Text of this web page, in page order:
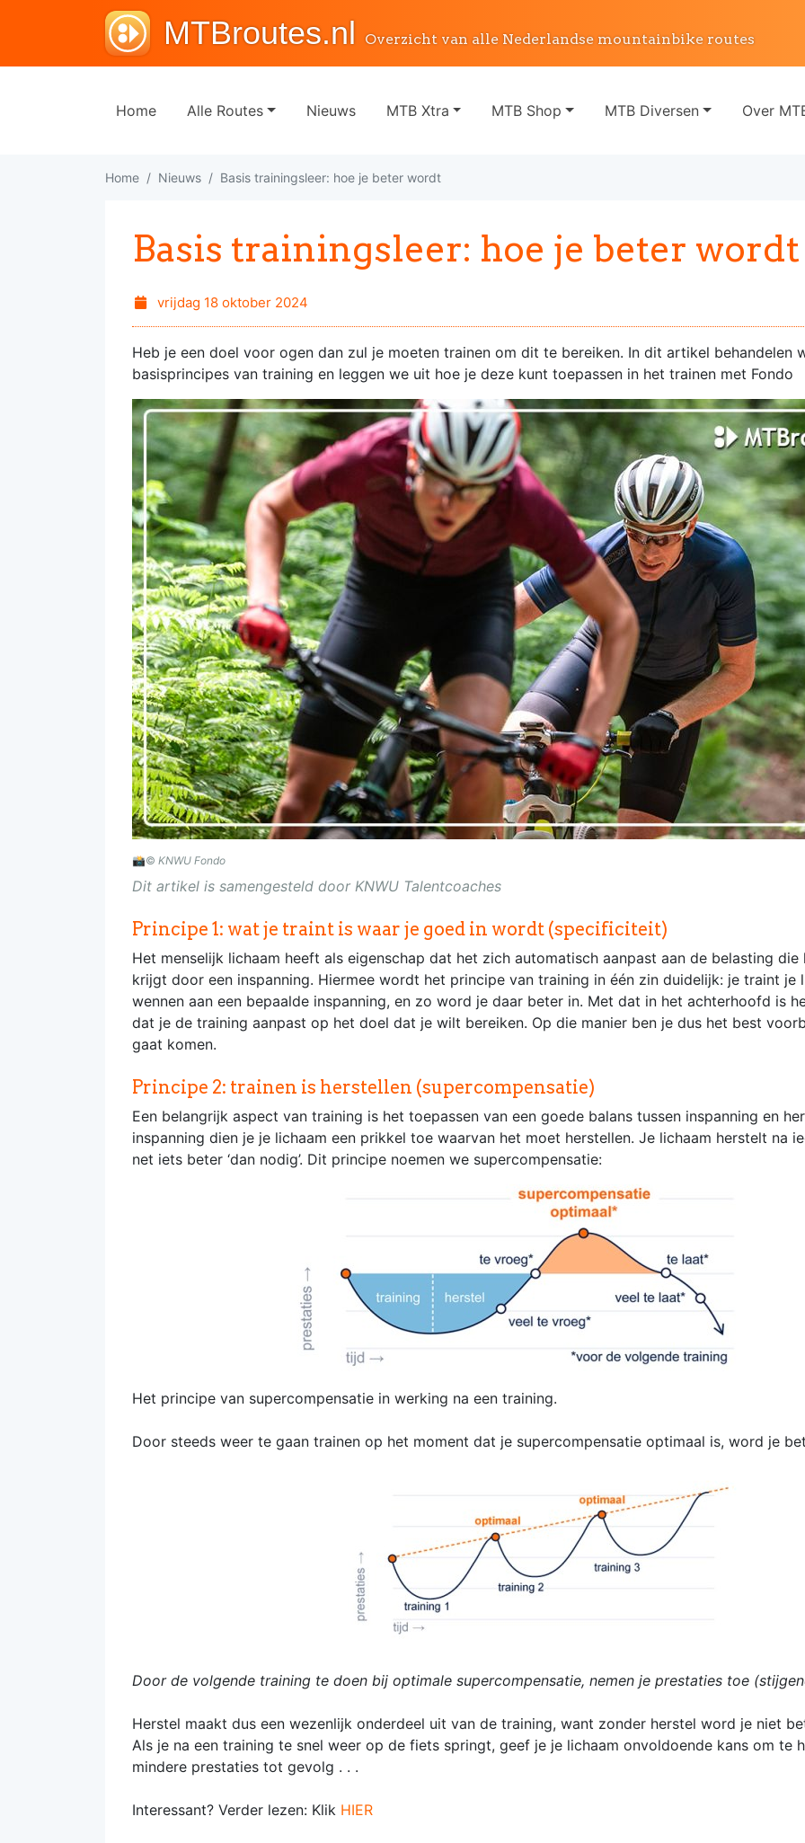
MTBroutes.nl Overzicht van alle Nederlandse mountainbike routes
Home Alle Routes Nieuws MTB Xtra MTB Shop MTB Diversen Over
Home Nieuws Basis trainingsleer: hoe je beter wordt
Basis trainingsleer: hoe je beter wordt
vrijdag 18 oktober 2024
Heb je een doel voor ogen dan zul je moeten trainen om dit te bereiken. In dit artikel behandelen
basisprincipes van training en leggen we uit hoe je deze kunt toepassen in het trainen met Fondo
📸© KNWU Fondo
Dit artikel is samengesteld door KNWU Talentcoaches
Principe 1: wat je traint is waar je goed in wordt (specificiteit)
Het menselijk lichaam heeft als eigenschap dat het zich automatisch aanpast aan de belasting die
krijgt door een inspanning. Hiermee wordt het principe van training in één zin duidelijk: je traint je
wennen aan een bepaalde inspanning, en zo word je daar beter in. Met dat in het achterhoofd is
dat je de training aanpast op het doel dat je wilt bereiken. Op die manier ben je dus het best
gaat komen.
Principe 2: trainen is herstellen (supercompensatie)
Een belangrijk aspect van training is het toepassen van een goede balans tussen inspanning en
inspanning dien je je lichaam een prikkel toe waarvan het moet herstellen. Je lichaam herstelt na
net iets beter ‘dan nodig’. Dit principe noemen we supercompensatie:
Het principe van supercompensatie in werking na een training.
Door steeds weer te gaan trainen op het moment dat je supercompensatie optimaal is, word je
Door de volgende training te doen bij optimale supercompensatie, nemen je prestaties toe
Herstel maakt dus een wezenlijk onderdeel uit van de training, want zonder herstel word je niet
Als je na een training te snel weer op de fiets springt, geef je je lichaam onvoldoende kans om te
mindere prestaties tot gevolg . . .
Interessant? Verder lezen: Klik HIER